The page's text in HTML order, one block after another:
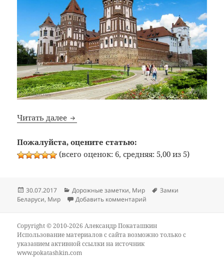
Читать далее Мирский замок
Пожалуйста, оцените статью:
(всего оценок: 6, средняя: 5,00 из 5)
Опубликовано
30.07.2017 Рубрики
Дорожные заметки, Мир Метки
Замки
Беларуси, Мир Добавить комментарий
Copyright © 2010-2026 Александр Покаташкин
Использование материалов с сайта возможно только с
указанием активной ссылки на источник
www.pokatashkin.com